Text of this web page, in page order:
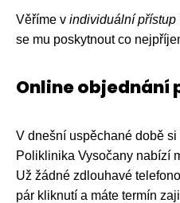
Věříme v individuální přístup
se mu poskytnout co
Online objednání
V dnešní uspěchané době
Poliklinika Vysočany nabízí
Už žádné zdlouhavé
pár kliknutí a máte termín